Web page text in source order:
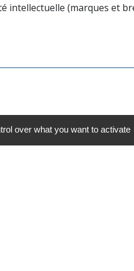
intellectuelle (marques et
over what you want to activate